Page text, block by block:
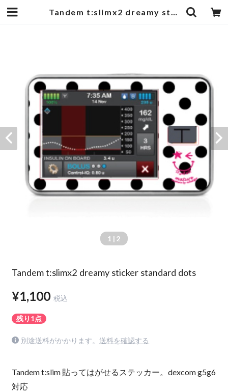
Tandem t:slimx2 dreamy sticker standard dots | mature by ndesign
1 | 2
Tandem t:slimx2 dreamy sticker standard dots
¥1,100 税込
残り1点
別途送料がかかります。 送料を確認する
Tandem t:slim 貼ってはがせるステッカー。dexcom g5g6
対応